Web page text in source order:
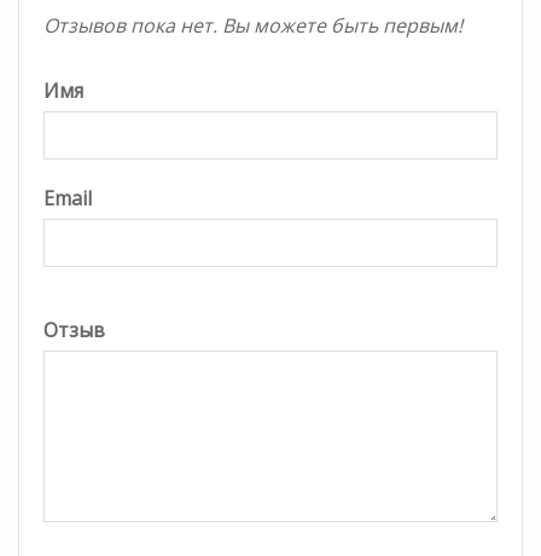
Отзывов пока нет. Вы можете быть первым!
Имя
Email
Отзыв